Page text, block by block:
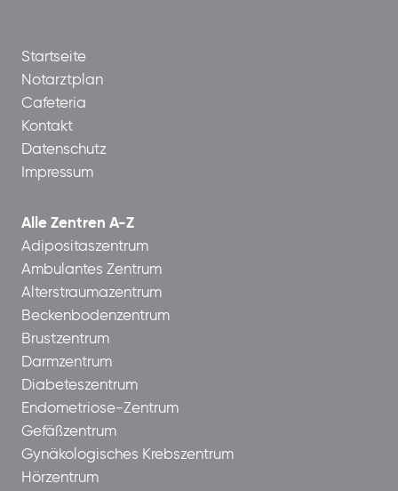
Startseite
Notarztplan
Cafeteria
Kontakt
Datenschutz
Impressum
Alle Zentren A-Z
Adipositaszentrum
Ambulantes Zentrum
Alterstraumazentrum
Beckenbodenzentrum
Brustzentrum
Darmzentrum
Diabeteszentrum
Endometriose-Zentrum
Gefäßzentrum
Gynäkologisches Krebszentrum
Hörzentrum